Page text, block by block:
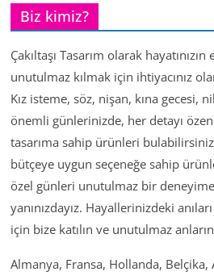
Biz kimiz?
Çakıltaşı Tasarım olarak hayatınızın
unutulmaz kılmak için ihtiyacınız
Kız isteme, söz, nişan, kına gecesi,
önemli günlerinizde, her detayı
tasarıma sahip ürünleri
bütçeye uygun seçeneğe sahip
özel günleri unutulmaz bir
yanınızdayız. Hayallerinizdeki
için bize katılın ve unutulmaz
Almanya, Fransa, Hollanda,